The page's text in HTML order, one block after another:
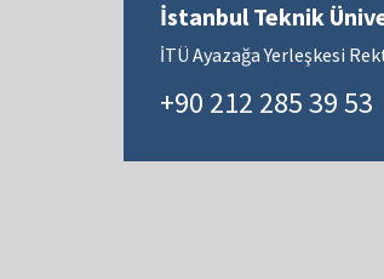
İstanbul Teknik
İTÜ Ayazağa Yerleşkesi
+90 212 285 39 53